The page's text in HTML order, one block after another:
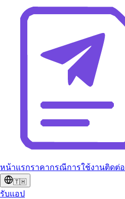
หน้าแรกราคากรณีการใช้งานติดต่อ
🇹🇭
รับแอป